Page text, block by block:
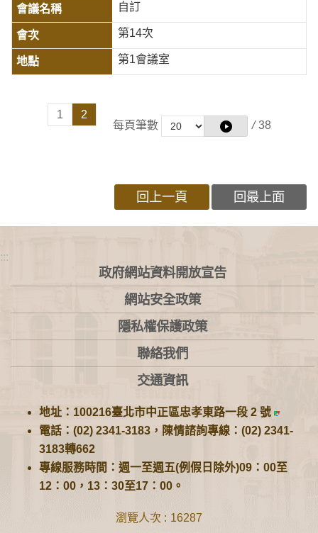
自訂
第14次
第1會議室
1
2
每頁筆數
/ 38
回上一頁 回最上面
:::
政府網站資料開放宣告
網站安全政策
隱私權保護政策
聯絡我們
交通資訊
地址：100216臺北市中正區忠孝東路一段 2 號
電話：(02) 2341-3183，陳情諮詢專線：(02) 2341-
3183轉662
專線服務時間：週一至週五(例假日除外)09：00至
12：00，13：30至17：00。
瀏覽人次 16287